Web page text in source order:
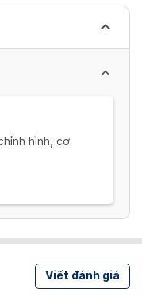
hình, cơ
Viết đánh giá